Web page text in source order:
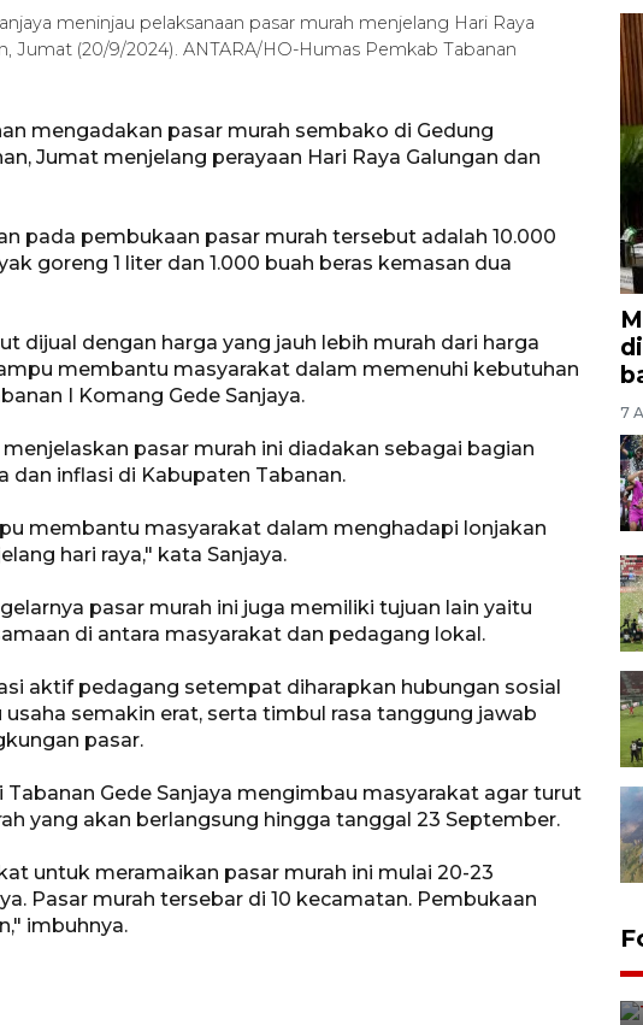
meninjau pelaksanaan pasar murah menjelang Hari Raya
Jumat (20/9/2024). ANTARA/HO-Humas Pemkab Tabanan
mengadakan pasar murah sembako di Gedung
Jumat menjelang perayaan Hari Raya Galungan dan
pada pembukaan pasar murah tersebut adalah 10.000
goreng 1 liter dan 1.000 buah beras kemasan dua
dijual dengan harga yang jauh lebih murah dari harga
membantu masyarakat dalam memenuhi kebutuhan
I Komang Gede Sanjaya.
pasar murah ini diadakan sebagai bagian
dan inflasi di Kabupaten Tabanan.
membantu masyarakat dalam menghadapi lonjakan
hari raya," kata Sanjaya.
pasar murah ini juga memiliki tujuan lain yaitu
di antara masyarakat dan pedagang lokal.
aktif pedagang setempat diharapkan hubungan sosial
semakin erat, serta timbul rasa tanggung jawab
pasar.
Gede Sanjaya mengimbau masyarakat agar turut
yang akan berlangsung hingga tanggal 23 September.
untuk meramaikan pasar murah ini mulai 20-23
Pasar murah tersebar di 10 kecamatan. Pembukaan
imbuhnya.
7